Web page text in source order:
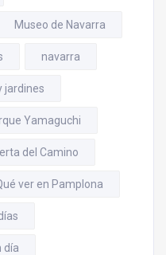
Museo de Navarra
navarra
jardines
Yamaguchi
del Camino
ver en Pamplona
día